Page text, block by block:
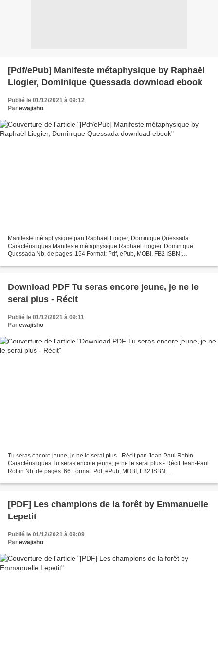
[Pdf/ePub] Manifeste métaphysique by Raphaël
Liogier, Dominique Quessada download ebook
Publié le 01/12/2021 à 09:12
Par ewajisho
Manifeste métaphysique pan Raphaël Liogier, Dominique Quessada
Caractéristiques Manifeste métaphysique Raphaël Liogier, Dominique
Quessada Nb. de pages: 154 Format: Pdf, ePub, MOBI, FB2 ISBN:
Download PDF Tu seras encore jeune, je ne le
serai plus - Récit
Publié le 01/12/2021 à 09:11
Par ewajisho
Tu seras encore jeune, je ne le serai plus - Récit pan Jean-Paul Robin
Caractéristiques Tu seras encore jeune, je ne le serai plus - Récit Jean-Paul
Robin Nb. de pages: 66 Format: Pdf, ePub, MOBI, FB2 ISBN:
[PDF] Les champions de la forêt by Emmanuelle
Lepetit
Publié le 01/12/2021 à 09:09
Par ewajisho